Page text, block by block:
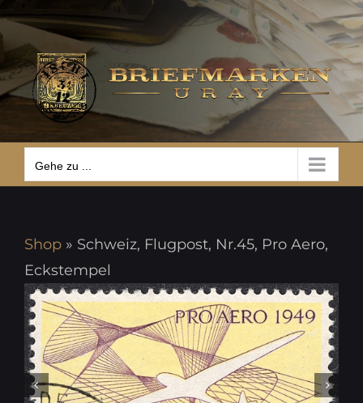
Zum
Inhalt
springen
Gehe zu ...
Gehe zu ...
Shop » Schweiz, Flugpost, Nr.45, Pro Aero,
Eckstempel